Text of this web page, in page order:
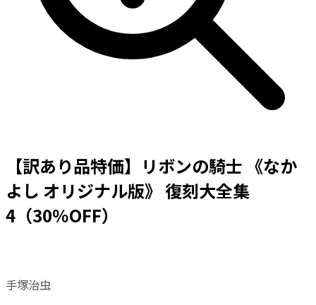
【訳あり品特価】リボンの騎士 《なか
よし オリジナル版》 復刻大全集
4（30％OFF）
手塚治虫